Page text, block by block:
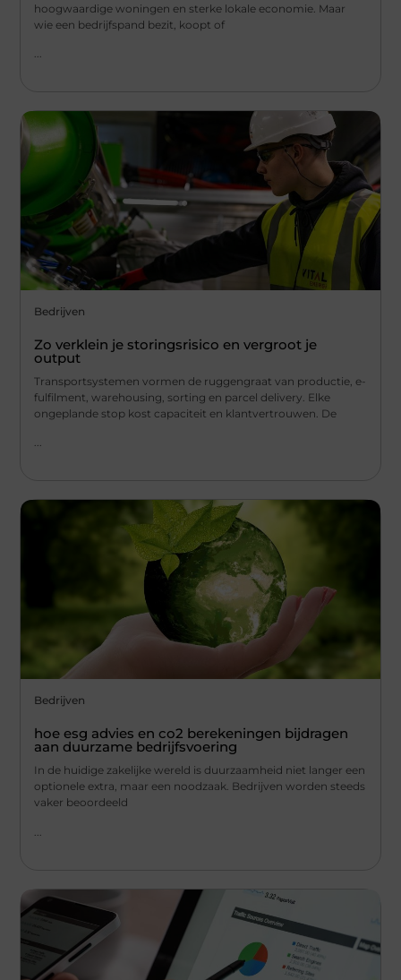
hoogwaardige woningen en sterke lokale economie. Maar
wie een bedrijfspand bezit, koopt of
...
Bedrijven
Zo verklein je storingsrisico en vergroot je
output
Transportsystemen vormen de ruggengraat van productie, e-
fulfilment, warehousing, sorting en parcel delivery. Elke
ongeplande stop kost capaciteit en klantvertrouwen. De
...
Bedrijven
hoe esg advies en co2 berekeningen bijdragen
aan duurzame bedrijfsvoering
In de huidige zakelijke wereld is duurzaamheid niet langer een
optionele extra, maar een noodzaak. Bedrijven worden steeds
vaker beoordeeld